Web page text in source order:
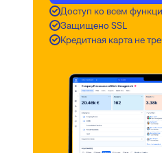
Доступ ко всем
Защищено SSL
Кредитная карта не